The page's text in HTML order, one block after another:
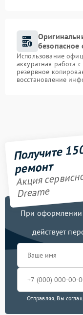
Использование
аккуратная работа
резервное
восстановление
Получите
ремонт
Акция
Dreame
При оформлении
действует
Отправляя, Вы